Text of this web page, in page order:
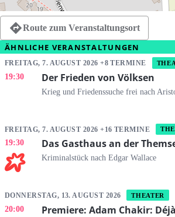
Route zum Veranstaltungsort
ÄHNLICHE VERANSTALTUNGEN
FREITAG, 7. AUGUST 2026 +8 TERMINE
19:30 Der Frieden von Völksen
Krieg und Friedenssuche frei nach
FREITAG, 7. AUGUST 2026 +16 TERMINE
19:30 Das Gasthaus an der
Kriminalstück nach Edgar Wallace
DONNERSTAG, 13. AUGUST 2026 THEATER
20:00 Premiere: Adam Chakir: